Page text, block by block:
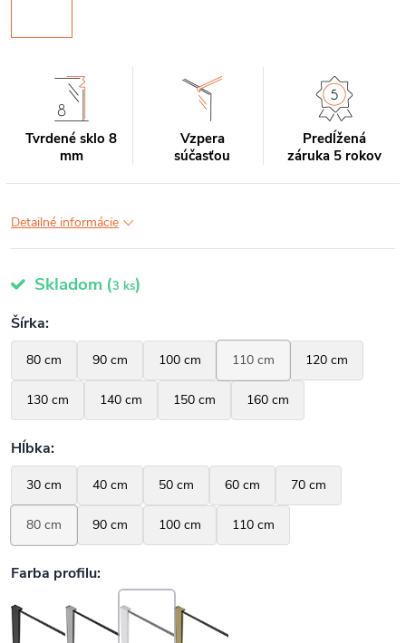
Tvrdené sklo 8
mm
Vzpera
súčasťou
Predĺžená
záruka 5 rokov
Detailné informácie
Skladom (3 ks)